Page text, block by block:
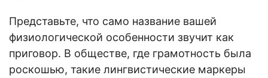
Представьте, что само название вашей
физиологической особенности звучит как
приговор. В обществе, где грамотность была
роскошью, такие лингвистические маркеры